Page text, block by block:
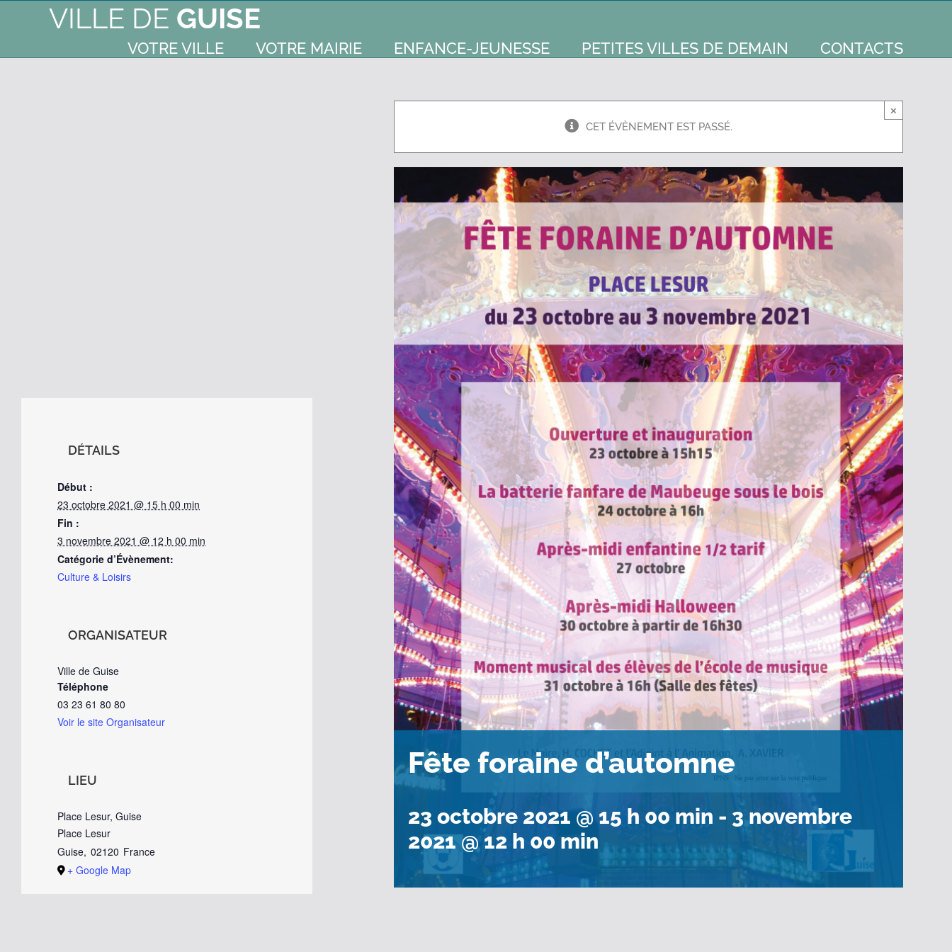
VILLE DE GUISE
VOTRE VILLE VOTRE MAIRIE ENFANCE-JEUNESSE PETITES VILLES DE DEMAIN CONTACTS
×
CET ÉVÈNEMENT EST PASSÉ.
Fête foraine d’automne
23 octobre 2021 @ 15 h 00 min - 3 novembre
2021 @ 12 h 00 min
DÉTAILS
Début :
23 octobre 2021 @ 15 h 00 min
Fin :
3 novembre 2021 @ 12 h 00 min
Catégorie d’Évènement:
Culture & Loisirs
ORGANISATEUR
Ville de Guise
Téléphone
03 23 61 80 80
Voir le site Organisateur
LIEU
Place Lesur, Guise
Place Lesur
Guise, 02120 France
+ Google Map